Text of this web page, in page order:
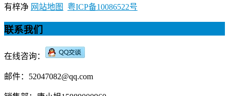
有梓净 网站地图 粤ICP备10086522号
联系我们
在线咨询：
邮件：52047082@qq.com